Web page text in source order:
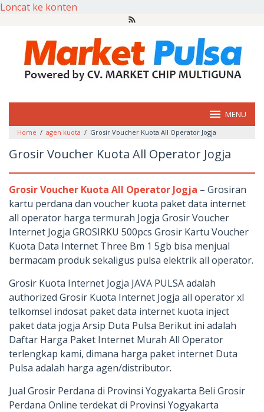
Loncat ke konten
MENU
Home / agen kuota / Grosir Voucher Kuota All Operator Jogja
Grosir Voucher Kuota All Operator Jogja
Grosir Voucher Kuota All Operator Jogja – Grosiran
kartu perdana dan voucher kuota paket data internet
all operator harga termurah Jogja Grosir Voucher
Internet Jogja GROSIRKU 500pcs Grosir Kartu Voucher
Kuota Data Internet Three Bm 1 5gb bisa menjual
bermacam produk sekaligus pulsa elektrik all operator.
Grosir Kuota Internet Jogja JAVA PULSA adalah
authorized Grosir Kuota Internet Jogja all operator xl
telkomsel indosat paket data internet kuota inject
paket data jogja Arsip Duta Pulsa Berikut ini adalah
Daftar Harga Paket Internet Murah All Operator
terlengkap kami, dimana harga paket internet Duta
Pulsa adalah harga agen/distributor.
Jual Grosir Perdana di Provinsi Yogyakarta Beli Grosir
Perdana Online terdekat di Provinsi Yogyakarta